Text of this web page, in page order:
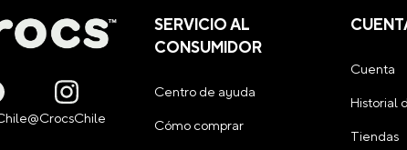
SERVICIO AL
CONSUMIDOR
Centro de ayuda
Cómo comprar
Cuenta
Historial
Tiendas